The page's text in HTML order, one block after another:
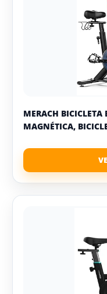
MERACH BICICLETA
MAGNÉTICA,